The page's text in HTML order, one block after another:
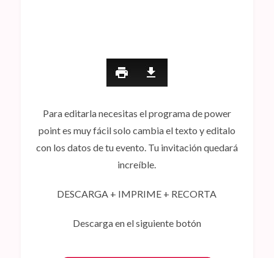
Para editarla necesitas el programa de power
point es muy fácil solo cambia el texto y editalo
con los datos de tu evento. Tu invitación quedará
increíble.
DESCARGA + IMPRIME + RECORTA
Descarga en el siguiente botón